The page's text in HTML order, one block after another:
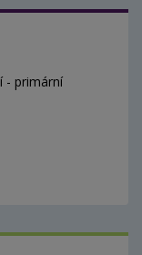
- primární